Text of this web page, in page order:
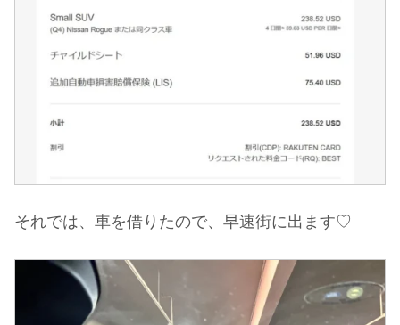
それでは、車を借りたので、早速街に出ます♡